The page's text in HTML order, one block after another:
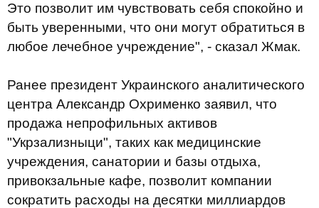
Это позволит им чувствовать себя спокойно и
быть уверенными, что они могут обратиться в
любое лечебное учреждение", - сказал Жмак.
Ранее президент Украинского аналитического
центра Александр Охрименко заявил, что
продажа непрофильных активов
"Укрзализныци", таких как медицинские
учреждения, санатории и базы отдыха,
привокзальные кафе, позволит компании
сократить расходы на десятки миллиардов